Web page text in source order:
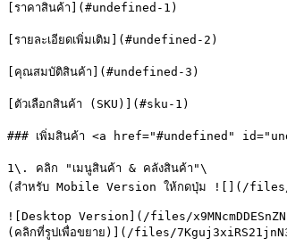
[ราคาสินค้า](#undefined-1)
[รายละเอียดเพิ่มเติม](#undefined-2)
[คุณสมบัติสินค้า](#undefined-3)
[ตัวเลือกสินค้า (SKU)](#sku-1)
### เพิ่มสินค้า <a href="#undefined"
1\. คลิก "เมนูสินค้า & คลังสินค้า"\
(สำหรับ Mobile Version ให้กดปุ่ม ![](/files/
![Desktop Version](/files/
(คลิกที่รูปเพื่อขยาย)](/files/